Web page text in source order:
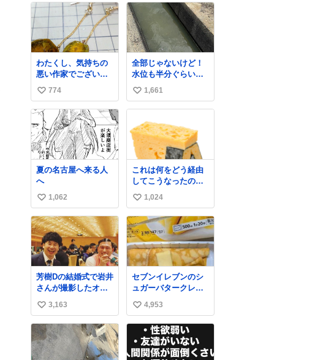
わたくし、気持ちの
悪い作家でございま
す。 昨日産出しまし
た胆石をピアスにし
ました。 とても希少
な石です。 割ってみ
たらなかなか綺麗で
した。 次回の外来は
これ付けて行きま
す。
い
い
ね
数
774
全部じゃないけど！
水位も半分ぐらいだ
けど！水が来はじめ
たよ！！！ 作業して
くれた方々ありがと
ー！！！！！！！！
！！！！！！！！！
！！！！！！！！！
い
い
数
1,661
夏の名古屋へ来る人
へ
い
い
ね
数
1,062
これは何をどう経由
してこうなったのか
全くわからない構造
のすしざんまいの玉
子
い
い
ね
数
1,024
芳樹Dの結婚式で岩井
さんが撮影したオー
ドリーの写真が本当
好きなのよね。確か3
枚目はもうすでに出
来上がっている春日
さんがウェイターに
ハイボールを懇願し
い
い
ね
数
3,163
セブンイレブンのシ
ュガーバタークレー
プとえんがわの寿司
を探している人へ！
シュガーバタークレ
ープは目黒、品川、
蒲田、渋谷、川崎、
横浜、鶴見、九州の
い
い
数
4,953